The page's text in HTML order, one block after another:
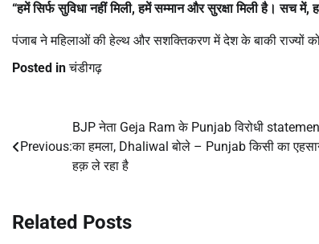
“हमें सिर्फ सुविधा नहीं मिली,हमें सम्मान और सुरक्षा मिली है। सच में,
पंजाब ने महिलाओं की हेल्थ और सशक्तिकरण में देश के बाकी राज्यों
Posted inचंडीगढ़
navigation
Previous:
BJP नेता Geja Ram के Punjab विरोधी
का हमला, Dhaliwal बोले – Punjab किसी का
हक़ ले रहा है
Related Posts